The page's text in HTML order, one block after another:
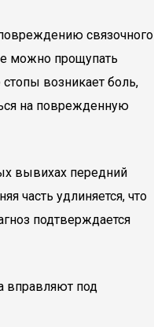
связочного
можно прощупать
стопы возникает боль,
на поврежденную
вывихах передний
часть удлиняется, что
подтверждается
вправляют под